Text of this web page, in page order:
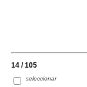
14 / 105
seleccionar